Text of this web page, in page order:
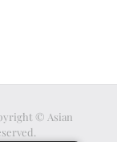
© Asian